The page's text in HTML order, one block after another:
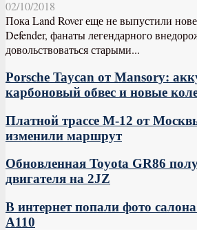
02/10/2018
Пока Land Rover еще не выпустили
Defender, фанаты легендарного
довольствоваться старыми...
Porsche Taycan от Mansory:
карбоновый обвес и новые
Платной трассе М-12 от
изменили маршрут
Обновленная Toyota GR86
двигателя на 2JZ
В интернет попали фото
A110